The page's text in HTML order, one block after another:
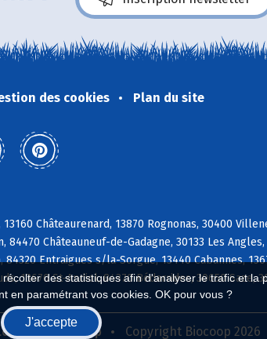
des statistiques afin d'analyser le trafic et la
en paramétrant vos cookies. OK pour vous ?
J'accepte
des cookies Plan du site
Châteaurenard, 13870 Rognonas, 30400
Châteauneuf-de-Gadagne, 30133 Les
Entraigues s/la-Sorgue, 13440 Cabannes,
13670 St-Andiol, 84370 Bédarrides, 30650 Saze,
réseau Biocoop Copyright Biocoop 2026